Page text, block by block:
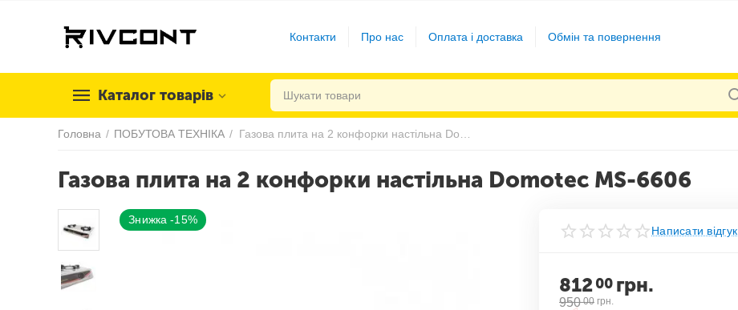
Контакти Про нас Оплата і доставка Обмін та повернення
Каталог товарів
Головна / ПОБУТОВА ТЕХНІКА /
Газова плита на 2 конфорки настільна Domotec MS-6606
Написати відгук
81200 грн.
950 00 грн.